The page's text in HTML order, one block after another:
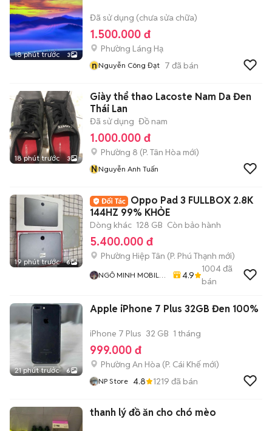
18 phút trước 3
Đã sử dụng (chưa sửa chữa)
1.500.000 đ
Phường Láng Hạ
nNguyễn Công Đạt 7 đã bán
18 phút trước 3
Giày thể thao Lacoste Nam Da Đen
Thái Lan
Đã sử dụng Đồ nam
1.000.000 đ
Phường 8 (P. Tân Hòa mới)
NNguyễn Anh Tuấn
19 phút trước 6
Oppo Pad 3 FULLBOX 2.8K
144HZ 99% KHỎE
Dòng khác 128 GB Còn bảo hành
5.400.000 đ
Phường Hiệp Tân (P. Phú Thạnh mới)
NGÔ MINH MOBILE
4.9
1004đã
bán
21 phút trước 6
Apple iPhone 7 Plus 32GB Đen 100%
iPhone 7 Plus 32 GB 1 tháng
999.000 đ
Phường An Hòa (P. Cái Khế mới)
NP Store 4.8 1219 đã bán
thanh lý đồ ăn cho chó mèo